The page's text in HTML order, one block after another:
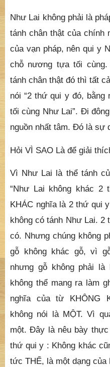
Như Lai không phải là
tánh chân thật của chính
của vạn pháp, nên qui y
chỗ nương tựa tối
tánh chân thật đó thì tất
nói “2 thứ qui y đó,
tối cùng Như Lai”. Đi
nguồn nhất tâm. Đó là sự
Hỏi VÌ SAO Là để giải
Vì Như Lai là thể tánh
“Như Lai không khác 2
KHÁC nghĩa là 2 thứ qui
không có tánh Như Lai. 2
có. Nhưng chúng không
gỗ không khác gỗ, vì
nhưng gỗ không phải
không thể mang ra làm
nghĩa của từ KHÔNG
không nói là MỘT. Vì
một. Đây là nêu bày
thứ qui y : Không khác
tức THỂ, là một dạng của